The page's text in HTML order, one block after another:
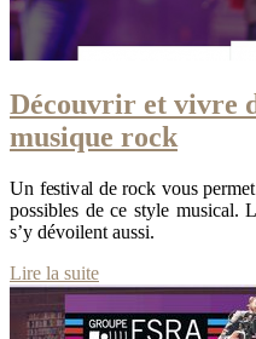
Découvrir et vivre
musique rock
Un festival de rock vous
possibles de ce style musical.
s’y dévoilent aussi.
Lire la suite